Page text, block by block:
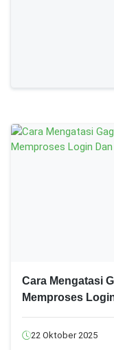
Cara Mengatasi
Memproses
22 Oktober 2025